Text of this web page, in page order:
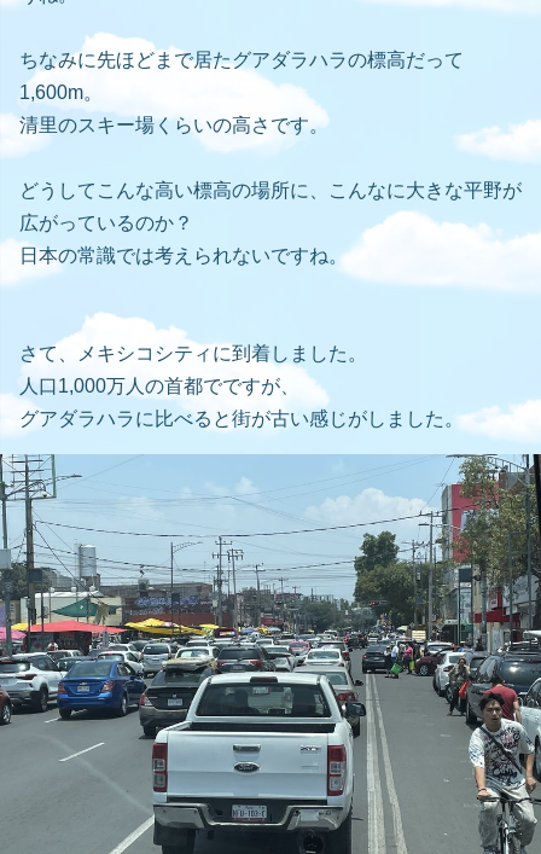
ちなみに先ほどまで居たグアダラハラの標高だって
1,600m。
清里のスキー場くらいの高さです。
どうしてこんな高い標高の場所に、こんなに大きな平野が
広がっているのか？
日本の常識では考えられないですね。
さて、メキシコシティに到着しました。
人口1,000万人の首都でですが、
グアダラハラに比べると街が古い感じがしました。